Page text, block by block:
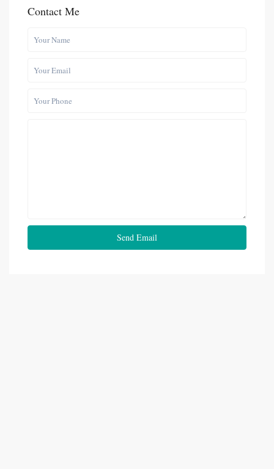
Contact Me